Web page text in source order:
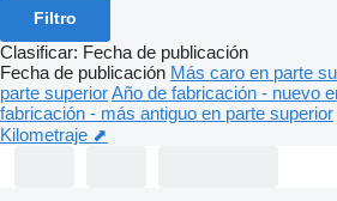
Filtro
Clasificar: Fecha de publicación
Fecha de publicación Más caro en parte
parte superiorAño de fabricación - nuevo
fabricación - más antiguo en parte superior
Kilometraje ⬈